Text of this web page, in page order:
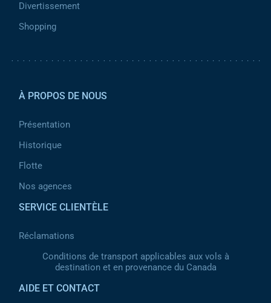
Divertissement
Shopping
À PROPOS DE NOUS
Présentation
Historique
Flotte
Nos agences
SERVICE CLIENTÈLE
Réclamations
Conditions de transport applicables aux vols à
destination et en provenance du Canada
AIDE ET CONTACT